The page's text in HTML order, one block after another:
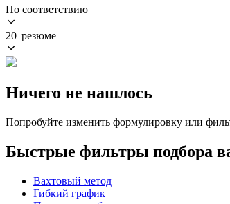
По соответствию
20 резюме
Ничего не нашлось
Попробуйте изменить формулировку или
Быстрые фильтры подбора
Вахтовый метод
Гибкий график